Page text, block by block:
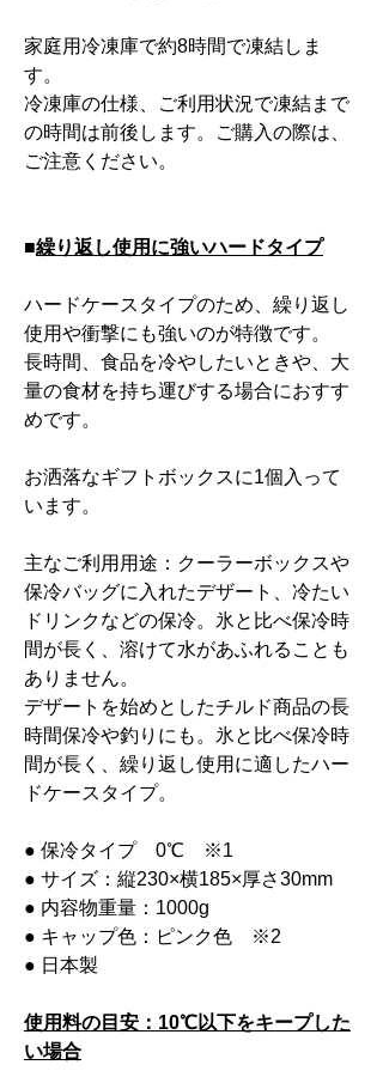
家庭用冷凍庫で約8時間で凍結しま
す。
冷凍庫の仕様、ご利用状況で凍結まで
の時間は前後します。ご購入の際は、
ご注意ください。
■繰り返し使用に強いハードタイプ
ハードケースタイプのため、繰り返し
使用や衝撃にも強いのが特徴です。
長時間、食品を冷やしたいときや、大
量の食材を持ち運びする場合におすす
めです。
お洒落なギフトボックスに1個入って
います。
主なご利用用途：クーラーボックスや
保冷バッグに入れたデザート、冷たい
ドリンクなどの保冷。氷と比べ保冷時
間が長く、溶けて水があふれることも
ありません。
デザートを始めとしたチルド商品の長
時間保冷や釣りにも。氷と比べ保冷時
間が長く、繰り返し使用に適したハー
ドケースタイプ。
● 保冷タイプ 0℃ ※1
● サイズ：縦230×横185×厚さ30mm
● 内容物重量：1000g
● キャップ色：ピンク色 ※2
● 日本製
使用料の目安：10℃以下をキープした
い場合